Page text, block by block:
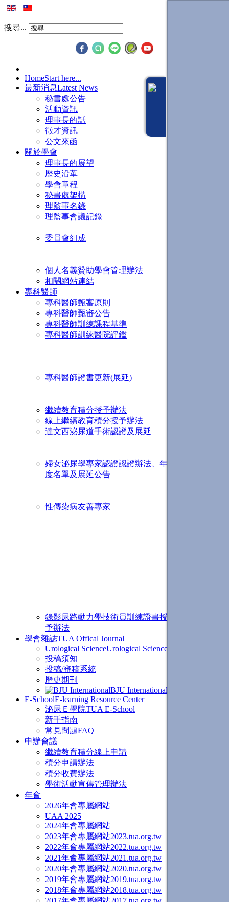
搜尋...
HomeStart here...
最新消息Latest News
秘書處公告
活動資訊
理事長的話
徵才資訊
公文來函
關於學會
理事長的展望
歷史沿革
學會章程
秘書處架構
理監事名錄
理監事會議記錄
委員會組成
個人名義贊助學會管理辦法
相關網站連結
專科醫師
專科醫師甄審原則
專科醫師甄審公告
專科醫師訓練課程基準
專科醫師訓練醫院評鑑
專科醫師證書更新(展延)
繼續教育積分授予辦法
線上繼續教育積分授予辦法
達文西泌尿道手術認證及展延
婦女泌尿學專家認證認證辦法、年
度名單及展延公告
性傳染病友善專家
錄影尿路動力學技術員訓練證書授
予辦法
學會雜誌TUA Offical Journal
Urological ScienceUrological Science
投稿須知
投稿/審稿系統
歷史期刊
BJU International
E-SchoolE-learning Resource Center
泌尿Ｅ學院TUA E-School
新手指南
常見問題FAQ
申辦會議
繼續教育積分線上申請
積分申請辦法
積分收費辦法
學術活動宣傳管理辦法
年會
2026年會專屬網站
UAA 2025
2024年會專屬網站
2023年會專屬網站2023.tua.org.tw
2022年會專屬網站2022.tua.org.tw
2021年會專屬網站2021.tua.org.tw
2020年會專屬網站2020.tua.org.tw
2019年會專屬網站2019.tua.org.tw
2018年會專屬網站2018.tua.org.tw